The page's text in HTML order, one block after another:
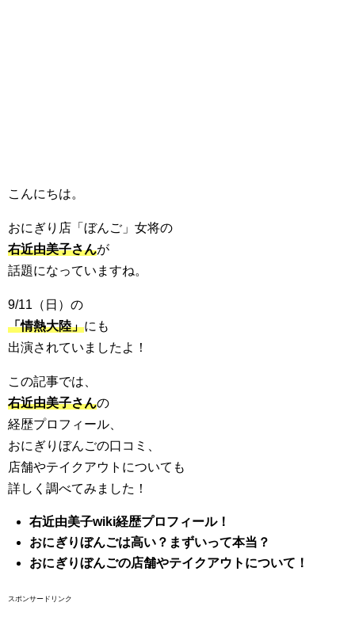
こんにちは。
おにぎり店「ぼんご」女将の
右近由美子さんが
話題になっていますね。
9/11（日）の
「情熱大陸」にも
出演されていましたよ！
この記事では、
右近由美子さんの
経歴プロフィール、
おにぎりぼんごの口コミ、
店舗やテイクアウトについても
詳しく調べてみました！
右近由美子wiki経歴プロフィール！
おにぎりぼんごは高い？まずいって本当？
おにぎりぼんごの店舗やテイクアウトについて！
スポンサードリンク